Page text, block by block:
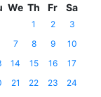
We Th Fr Sa
1 2
3
7 8 9
10
14 15 16
17
21 22 23
24